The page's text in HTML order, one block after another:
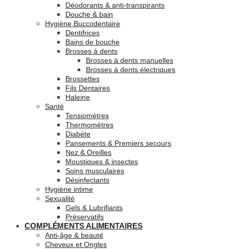
Déodorants & anti-transpirants
Douche & bain
Hygiène Buccodentaire
Dentifrices
Bains de bouche
Brosses à dents
Brosses à dents manuelles
Brosses à dents électriques
Brossettes
Fils Dentaires
Haleine
Santé
Tensiomètres
Thermomètres
Diabète
Pansements & Premiers secours
Nez & Oreilles
Moustiques & insectes
Soins musculaires
Désinfectants
Hygiène intime
Sexualité
Gels & Lubrifiants
Préservatifs
COMPLÉMENTS ALIMENTAIRES
Anti-âge & beauté
Cheveux et Ongles